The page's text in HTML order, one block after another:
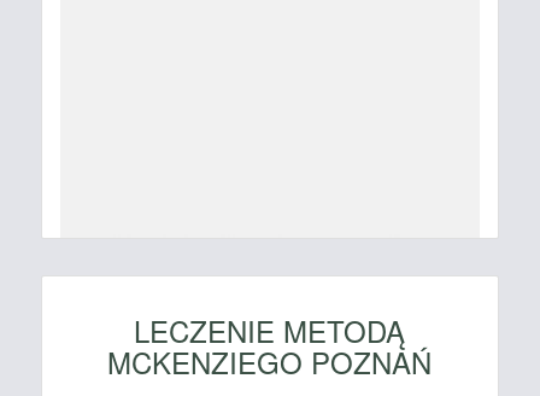
LECZENIE METODĄ
MCKENZIEGO POZNAŃ